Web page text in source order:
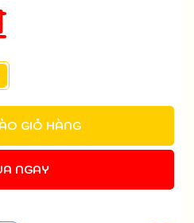
GIỎ HÀNG
NGAY